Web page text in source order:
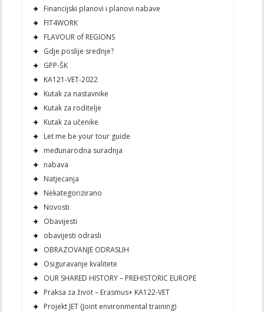
Financijski planovi i planovi nabave
FIT4WORK
FLAVOUR of REGIONS
Gdje poslije srednje?
GPP-ŠK
KA121-VET-2022
Kutak za nastavnike
Kutak za roditelje
Kutak za učenike
Let me be your tour guide
međunarodna suradnja
nabava
Natjecanja
Nekategorizirano
Novosti
Obavijesti
obavijesti odrasli
OBRAZOVANJE ODRASLIH
Osiguravanje kvalitete
OUR SHARED HISTORY – PREHISTORIC EUROPE
Praksa za život – Erasmus+ KA122-VET
Projekt JET (Joint environmental training)